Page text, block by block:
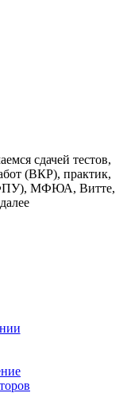
сдачей тестов,
(ВКР), практик,
МФЮА, Витте,